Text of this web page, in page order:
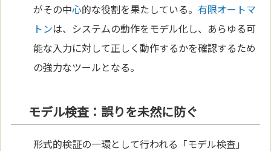
がその中心的な役割を果たしている。 有限オートマ
トンは、システムの動作をモデル化し、あらゆる可
能な入力に対して正しく動作するかを確認するため
の強力なツールとなる。
モデル検査：誤りを未然に防ぐ
形式的検証の一環として行われる「モデル検査」